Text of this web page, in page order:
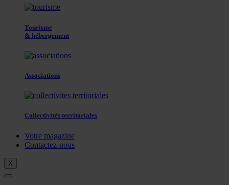
Tourisme
& hébergement
Associations
Collectivités territoriales
Votre magazine
Contactez-nous
X